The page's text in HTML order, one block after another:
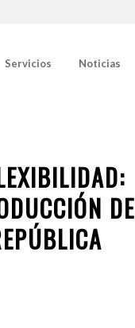
Servicios Noticias
DE